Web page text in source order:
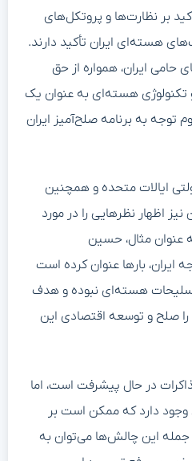
بر نظارت‌ها و پروتکل‌های
هسته‌ای ایران تأکید دارند.
ایران، همواره از حق
تکنولوژی هسته‌ای به عنوان یک
توجه به برنامه صلح‌آمیز ایران
ایالات متحده و همچنین
اظهار نظرهایی را در مورد
عنوان مثال، حسین
ایران، بارها عنوان کرده است
هسته‌ای نبوده و هدف
صلح و توسعه اقتصادی این
در حال پیشرفت است، اما
دارد که ممکن است بر
جمله این چالش‌ها می‌توان به